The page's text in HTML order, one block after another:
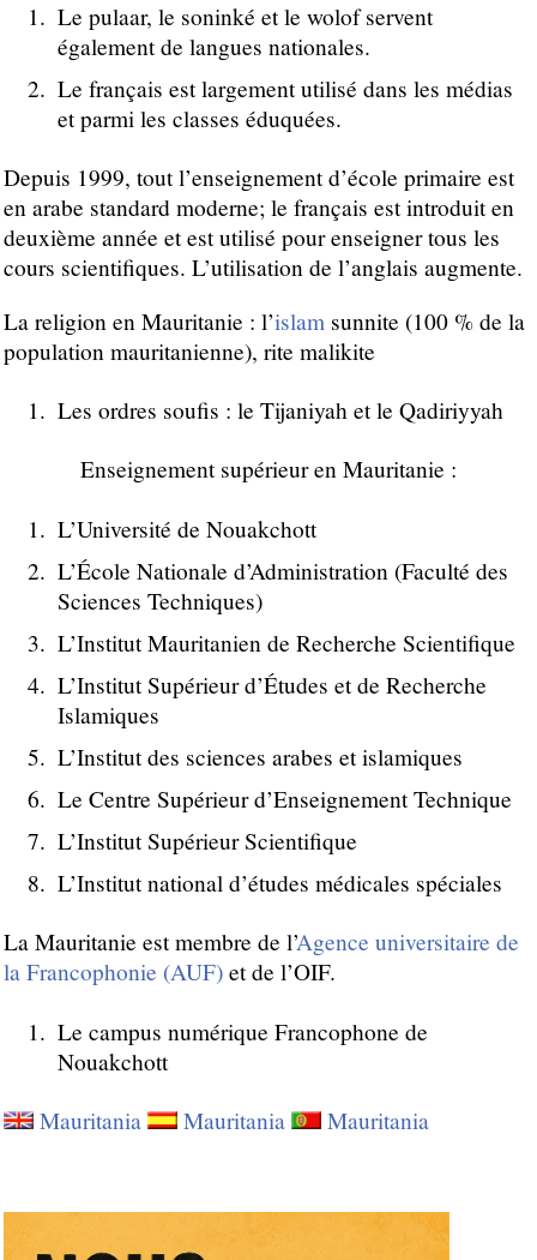
Le pulaar, le soninké et le wolof servent
également de langues nationales.
Le français est largement utilisé dans les médias
et parmi les classes éduquées.
Depuis 1999, tout l’enseignement d’école primaire est
en arabe standard moderne; le français est introduit en
deuxième année et est utilisé pour enseigner tous les
cours scientifiques. L’utilisation de l’anglais augmente.
La religion en Mauritanie : l’islam sunnite (100 % de la
population mauritanienne), rite malikite
Les ordres soufis : le Tijaniyah et le Qadiriyyah
Enseignement supérieur en Mauritanie :
L’Université de Nouakchott
L’École Nationale d’Administration (Faculté des
Sciences Techniques)
L’Institut Mauritanien de Recherche Scientifique
L’Institut Supérieur d’Études et de Recherche
Islamiques
L’Institut des sciences arabes et islamiques
Le Centre Supérieur d’Enseignement Technique
L’Institut Supérieur Scientifique
L’Institut national d’études médicales spéciales
La Mauritanie est membre de l’Agence universitaire de
la Francophonie (AUF) et de l’OIF.
Le campus numérique Francophone de
Nouakchott
Mauritania
Mauritania Mauritania